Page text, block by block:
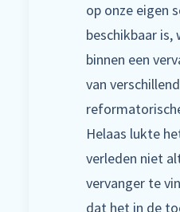
op onze eigen
beschikbaar
binnen een
van
Helaas lukte
verleden niet
vervanger te
dat het in de